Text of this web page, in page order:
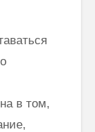
в том,